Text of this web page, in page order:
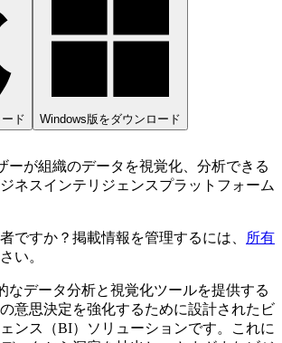
ド Windows版をダウンロード
ーが組織のデータを視覚化、分析できる
ネスインテリジェンスプラットフォーム
ですか？掲載情報を管理するには、
所有
い。
なデータ分析と視覚化ツールを提供する
意思決定を強化するために設計されたビ
ンス（BI）ソリューションです。これに